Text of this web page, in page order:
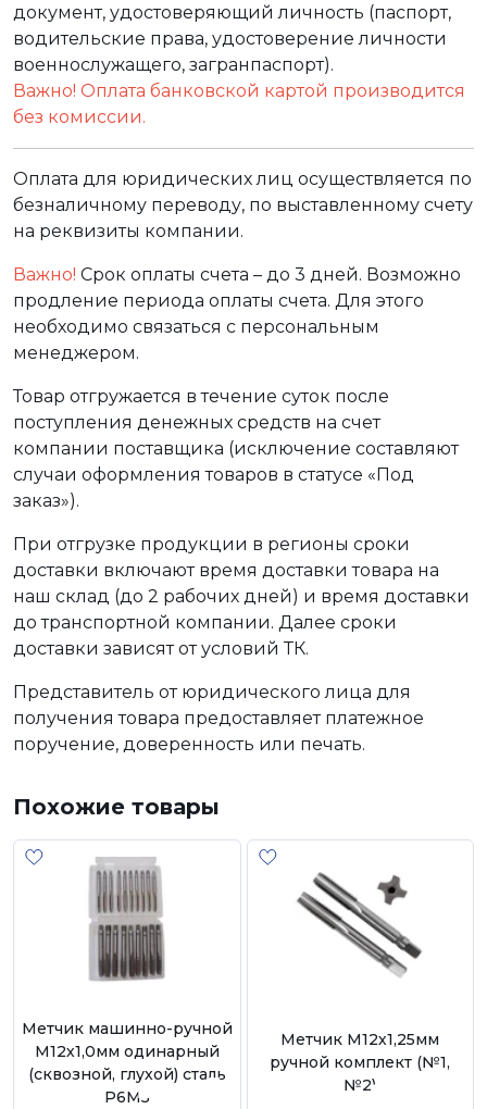
документ, удостоверяющий личность (паспорт,
водительские права, удостоверение личности
военнослужащего, загранпаспорт).
Важно! Оплата банковской картой производится
без комиссии.
Оплата для юридических лиц осуществляется по
безналичному переводу, по выставленному счету
на реквизиты компании.
Важно! Срок оплаты счета – до 3 дней. Возможно
продление периода оплаты счета. Для этого
необходимо связаться с персональным
менеджером.
Товар отгружается в течение суток после
поступления денежных средств на счет
компании поставщика (исключение составляют
случаи оформления товаров в статусе «Под
заказ»).
При отгрузке продукции в регионы сроки
доставки включают время доставки товара на
наш склад (до 2 рабочих дней) и время доставки
до транспортной компании. Далее сроки
доставки зависят от условий ТК.
Представитель от юридического лица для
получения товара предоставляет платежное
поручение, доверенность или печать.
Похожие товары
Метчик машинно-ручной
М12х1,0мм одинарный
(сквозной, глухой) сталь
P6M5
Метчик М12х1,25мм
ручной комплект (№1,
№2)